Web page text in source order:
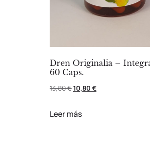
Dren Originalia –
60 Caps.
13,80€10,80 €
Leer más